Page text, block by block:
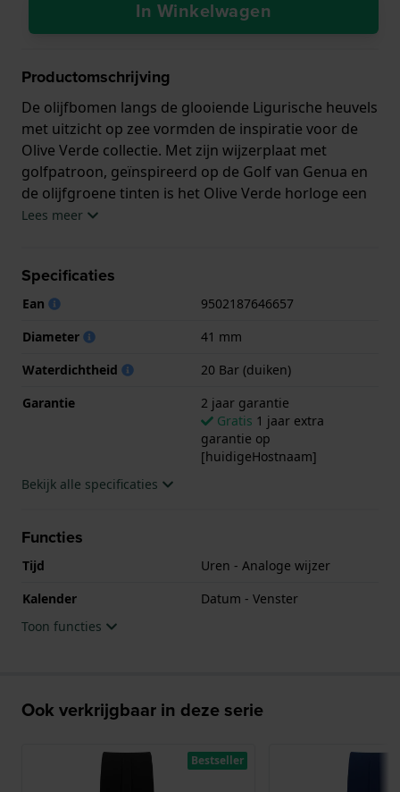
In Winkelwagen
Productomschrijving
De olijfbomen langs de glooiende Ligurische heuvels
met uitzicht op zee vormden de inspiratie voor de
Olive Verde collectie. Met zijn wijzerplaat met
golfpatroon, geïnspireerd op de Golf van Genua en
de olijfgroene tinten is het Olive Verde horloge een
frisse, warme toevoeging aan de Tartaruga familie.
vervaardigde ontwerp en de hoogwaardige
materialen.
Dit Ligure horloge heeft een kast gemaakt van Staal
van een Staal zilver band. In de kast bevindt zich een
Sellita kwaliteitsuurwerk en is afgewerkt met
Het horloge is 20ATM. Dit betekent dat het horloge
geschikt is om mee te duiken. Verder wordt het
Lees meer
Specificaties
Ean
9502187646657
Diameter
41 mm
Waterdichtheid
20 Bar (duiken)
Garantie
2 jaar garantie
Gratis 1 jaar extra
garantie op
[huidigeHostnaam]
Bekijk alle specificaties
Functies
Tijd
Uren - Analoge wijzer
Kalender
Datum - Venster
Toon functies
Ook verkrijgbaar in deze serie
Bestseller